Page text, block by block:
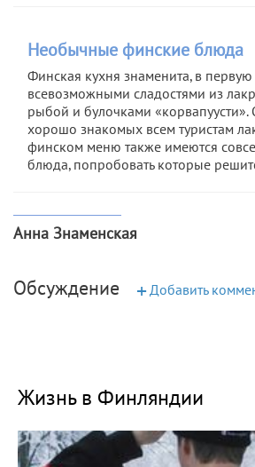
Необычные финские блюда
Финская кухня знаменита, в первую
всевозможными сладостями из
рыбой и булочками
хорошо знакомых всем туристам
финском меню также имеются
блюда, попробовать которые
Анна Знаменская
Обсуждение +Добавить
Жизнь в Финляндии